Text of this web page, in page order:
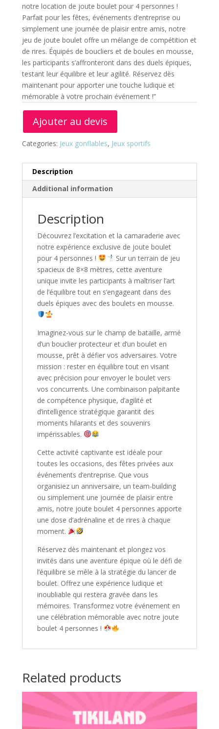
notre location de joute boulet pour 4 personnes !
Parfait pour les fêtes, événements d’entreprise ou
simplement une journée de plaisir entre amis, notre
jeu de joute boulet offre un mélange de compétition et
de rires. Équipés de boucliers et de boules en mousse,
les participants s’affronteront dans des duels épiques,
testant leur équilibre et leur agilité. Réservez dès
maintenant pour apporter une touche ludique et
mémorable à votre prochain événement !”
Ajouter au devis
Categories: Jeux gonflables, Jeux sportifs
Description
Additional information
Description
Découvrez l’excitation et la camaraderie avec
notre expérience exclusive de joute boulet
pour 4 personnes !
Sur un terrain de jeu
spacieux de 8×8 mètres, cette aventure
unique invite les participants à maîtriser l’art
de l’équilibre tout en s’engageant dans des
duels épiques avec des boulets en mousse.
Imaginez-vous sur le champ de bataille, armé
d’un bouclier protecteur et d’un boulet en
mousse, prêt à défier vos adversaires. Votre
mission : rester en équilibre tout en visant
avec précision pour envoyer le boulet vers
vos concurrents. Une combinaison palpitante
de compétence physique, d’agilité et
d’intelligence stratégique garantit des
moments hilarants et des souvenirs
impérissables.
Cette activité captivante est idéale pour
toutes les occasions, des fêtes privées aux
événements d’entreprise. Que vous
organisiez un anniversaire, un team-building
ou simplement une journée de plaisir entre
amis, notre joute boulet 4 personnes apporte
une dose d’adrénaline et de rires à chaque
moment.
Réservez dès maintenant et plongez vos
invités dans une aventure épique où le défi de
l’équilibre se mêle à la stratégie du lancer de
boulet. Offrez une expérience ludique et
inoubliable qui restera gravée dans les
mémoires. Transformez votre événement en
une célébration mémorable avec notre joute
boulet 4 personnes !
Related products